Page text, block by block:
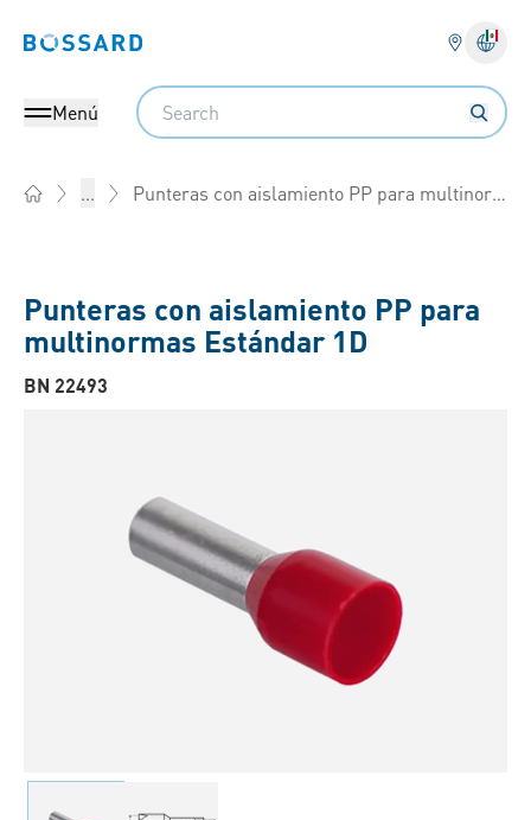
Bossard homepage
Menú
Search
... Punteras con aislamiento PP para multinormas
Punteras con aislamiento PP para
multinormas Estándar 1D
BN 22493